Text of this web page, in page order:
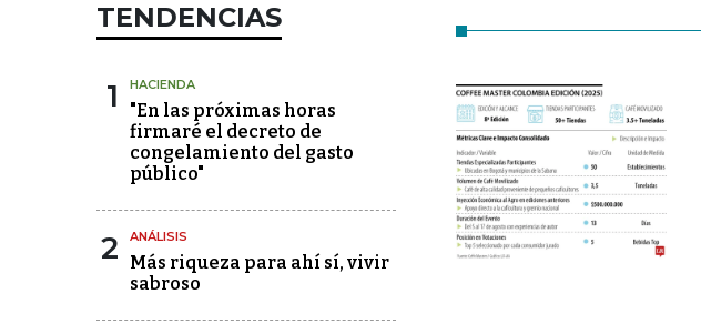
TENDENCIAS
1 HACIENDA
"En las próximas horas
firmaré el decreto de
congelamiento del gasto
público"
2 ANÁLISIS
Más riqueza para ahí sí, vivir
sabroso